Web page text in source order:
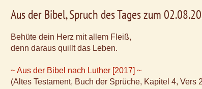
Aus der Bibel, Spruch des Tages zum
Behüte dein Herz mit allem Fleiß,
denn daraus quillt das Leben.
~ Aus der Bibel nach Luther [2017] ~
(Altes Testament, Buch der Sprüche, Kapitel 4, Vers